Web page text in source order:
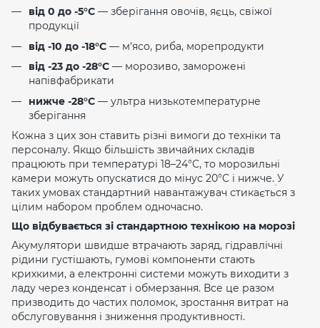
від 0 до -5°C — зберігання овочів, яєць, свіжої
продукції
від -10 до -18°C — м'ясо, риба, морепродукти
від -23 до -28°C — морозиво, заморожені
напівфабрикати
нижче -28°C — ультра низькотемпературне
зберігання
Кожна з цих зон ставить різні вимоги до техніки та
персоналу. Якщо більшість звичайних складів
працюють при температурі 18–24°C, то морозильні
камери можуть опускатися до мінус 20°C і нижче. У
таких умовах стандартний навантажувач стикається з
цілим набором проблем одночасно.
Що відбувається зі стандартною технікою на морозі
Акумулятори швидше втрачають заряд, гідравлічні
рідини густішають, гумові компоненти стають
крихкими, а електронні системи можуть виходити з
ладу через конденсат і обмерзання. Все це разом
призводить до частих поломок, зростання витрат на
обслуговування і зниження продуктивності.